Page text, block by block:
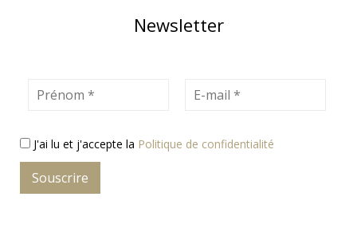
Newsletter
Prénom E-mail
J'ai lu et j'accepte la Politique de confidentialité
Souscrire